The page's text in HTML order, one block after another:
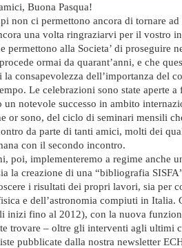
Buona Pasqua!
non ci permettono ancora di tornare
una volta ringraziarvi per il vostro
permettono alla Societa’ di proseguire
ormai da quarant’anni, e che
la consapevolezza dell’importanza del
Le celebrazioni sono state aperte
un notevole successo in ambito
or sono, del ciclo di seminari mensili
da parte di tanti amici, molti dei
con il secondo incontro.
poi, implementeremo a regime anche
la creazione di una “bibliografia
i risultati dei propri lavori, sia per
e dell’astronomia compiuti in Italia.
inizi fino al 2012), con la nuova
trovare – oltre gli interventi agli ultimi
pubblicate dalla nostra newsletter